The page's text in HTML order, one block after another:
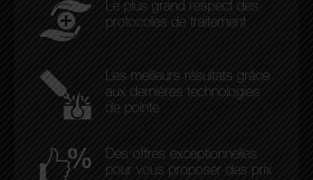
Le plus grand respect des
protocoles de traitement
Les meilleurs résultats grâce
aux dernières technologies
de pointe
Des offres exceptionnelles
pour vous proposer des prix